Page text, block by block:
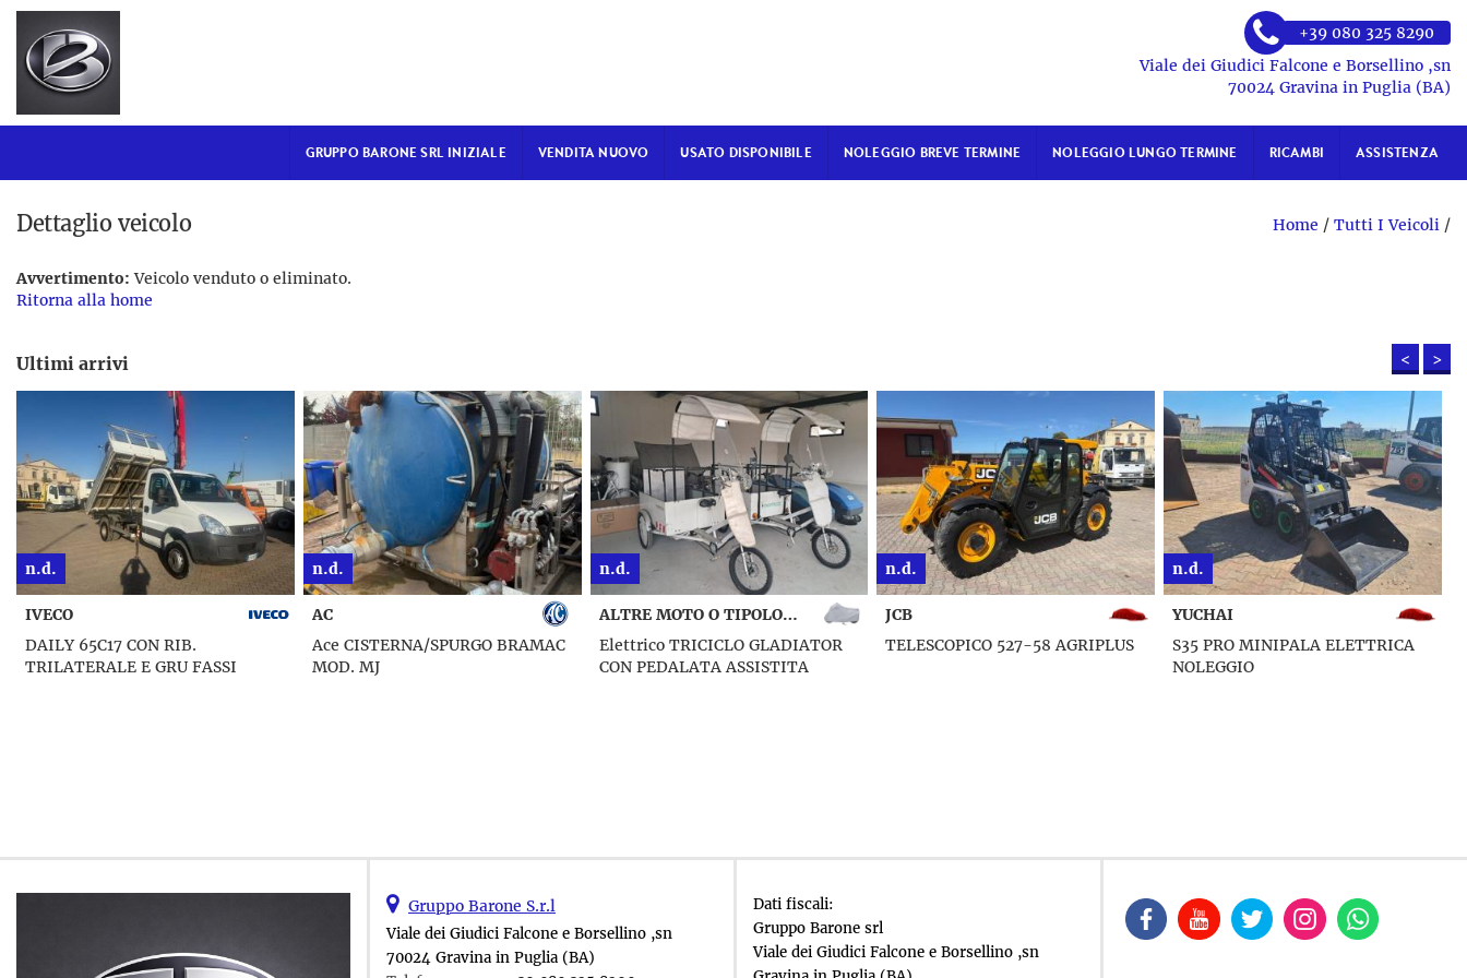
GRUPPO BARONE SRL
INIZIALE
VENDITA NUOVO
USATO DISPONIBILE
NOLEGGIO LUNGO
RICAMBI
ASSISTENZA
+39 080 325 8290
Viale dei Giudici Falcone e Borsellino ,sn
70024 Gravina in Puglia (BA)
GRUPPO BARONE SRL INIZIALE VENDITA NUOVO USATO DISPONIBILE NOLEGGIO BREVE TERMINE NOLEGGIO LUNGO TERMINE RICAMBI ASSISTENZA
Dettaglio veicolo Home / Tutti I Veicoli /
Avvertimento: Veicolo venduto o eliminato.
Ritorna alla home
Ultimi arrivi < >
n.d.
AC
Ace CISTERNA/SPURGO BRAMAC
MOD. MJ
n.d.
Elettrico TRICICLO GLADIATOR
CON PEDALATA ASSISTITA
n.d.
JCB
TELESCOPICO 527-58 AGRIPLUS
n.d.
YUCHAI
S35 PRO MINIPALA ELETTRICA
€ 43.000
IVECO
140E COMPATTATORE
Gruppo Barone S.r.l
Viale dei Giudici Falcone e Borsellino ,sn
70024 Gravina in Puglia (BA)
Dati fiscali:
Gruppo Barone srl
Viale dei Giudici Falcone e Borsellino ,sn